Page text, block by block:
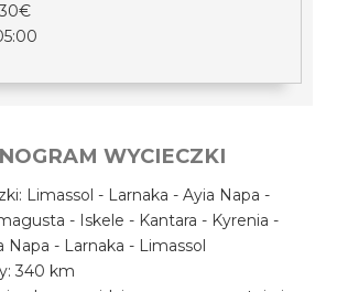
WYCIECZKI
Limassol - Larnaka - Ayia Napa -
- Iskele - Kantara - Kyrenia -
Napa - Larnaka - Limassol
340 km